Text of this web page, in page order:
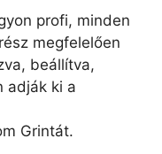
profi, minden
megfelelően
beállítva,
adják ki a
Grintát.